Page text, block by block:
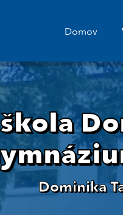
Domov
Dominika